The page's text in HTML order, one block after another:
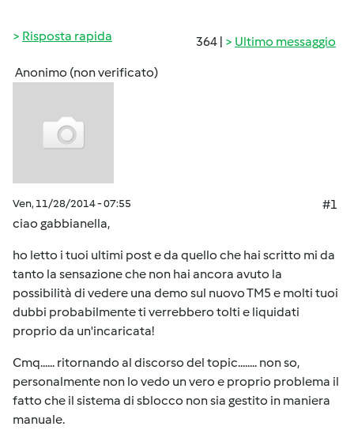
364 | Ultimo messaggio
Risposta rapida
Anonimo (non verificato)
Ven, 11/28/2014 - 07:55
#1
ciao gabbianella,
ho letto i tuoi ultimi post e da quello che hai scritto mi da
tanto la sensazione che non hai ancora avuto la
possibilità di vedere una demo sul nuovo TM5 e molti tuoi
dubbi probabilmente ti verrebbero tolti e liquidati
proprio da un'incaricata!
Cmq...... ritornando al discorso del topic........ non so,
personalmente non lo vedo un vero e proprio problema il
fatto che il sistema di sblocco non sia gestito in maniera
manuale.